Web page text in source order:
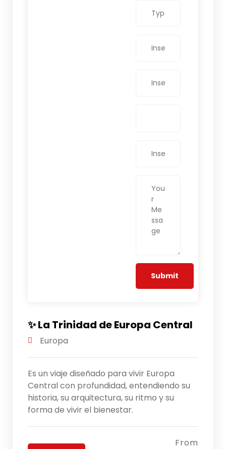
✨ La Trinidad de Europa Central
Europa
Es un viaje diseñado para vivir Europa
Central con profundidad, entendiendo su
historia, su arquitectura, su ritmo y su
forma de vivir el bienestar.
From